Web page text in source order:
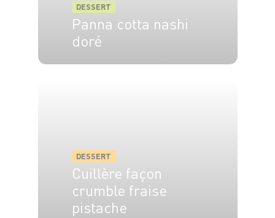
DESSERT
Panna cotta nashi
doré
DESSERT
Cuillère façon
crumble fraise
pistache